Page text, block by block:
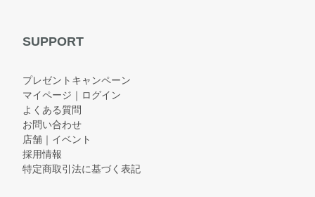
SUPPORT
プレゼントキャンペーン
マイページ｜ログイン
よくある質問
お問い合わせ
店舗｜イベント
採用情報
特定商取引法に基づく表記